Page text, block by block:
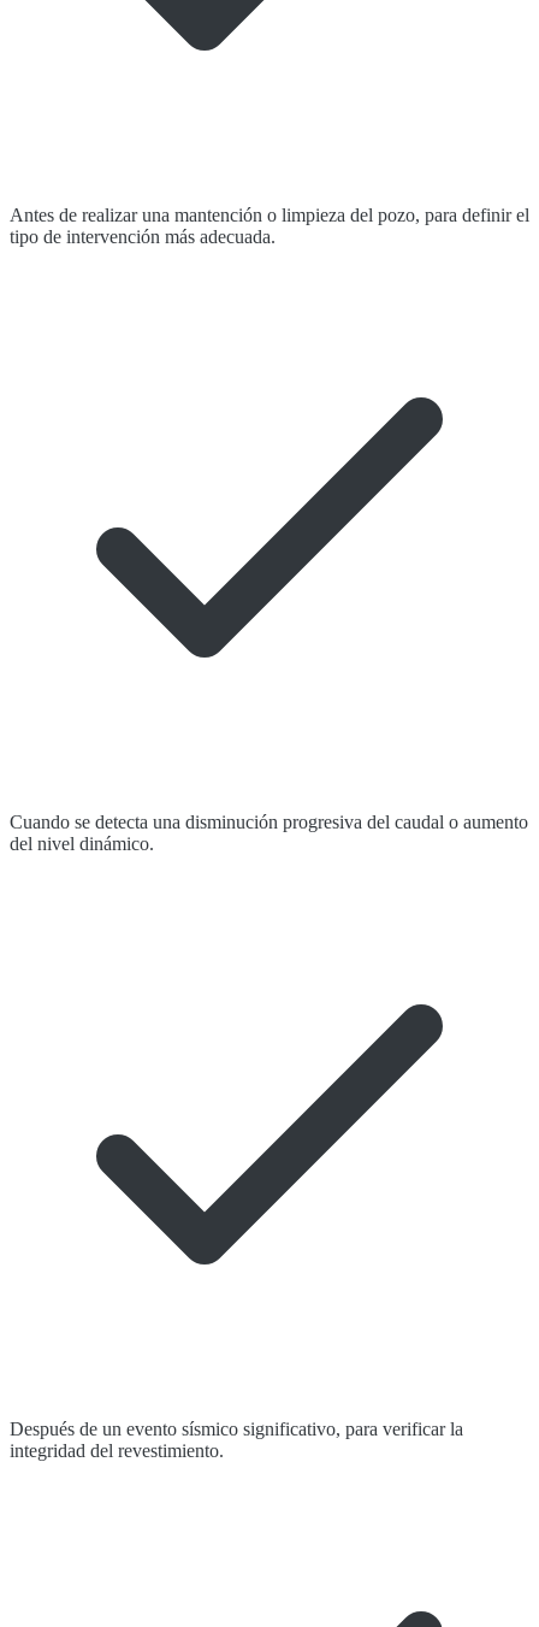
Antes de realizar una mantención o limpieza del pozo, para definir el
tipo de intervención más adecuada.
Cuando se detecta una disminución progresiva del caudal o aumento
del nivel dinámico.
Después de un evento sísmico significativo, para verificar la
integridad del revestimiento.